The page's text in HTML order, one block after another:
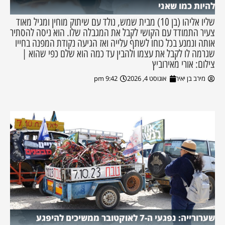
להיות כמו שאני
שליו אליהו (בן 10) מבית שמש, נולד עם שיתוק מוחין ומגיל מאוד
צעיר התמודד עם הקושי לקבל את המגבלה שלו. הוא ניסה להסתיר
אותה ונמנע בכל כוחו לשתף עלייה ואז הגיעה נקודת המפנה בחייו
שגרמה לו לקבל את עצמו ולהבין עד כמה הוא שלם כפי שהוא |
צילום: אורי מאירוביץ
מירב בן יאיר אוגוסט 4, 2026 9:42 pm
שערורייה: נפגעי ה-7 לאוקטובר ממשיכים להיפגע